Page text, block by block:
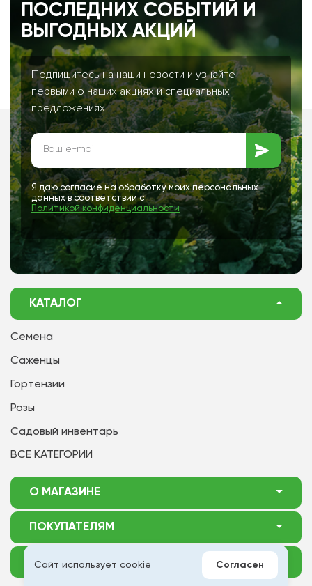
ПОСЛЕДНИХ СОБЫТИЙ И
ВЫГОДНЫХ АКЦИЙ
Подпишитесь на наши новости и узнайте
первыми о наших акциях и специальных
предложениях
Я даю согласие на обработку моих персональных
данных в соответствии с
Политикой конфиденциальности
Сайт использует cookie Согласен
КАТАЛОГ
Семена
Саженцы
Гортензии
Розы
Садовый инвентарь
ВСЕ КАТЕГОРИИ
О МАГАЗИНЕ
О нас
Акции
Доставка
ПОКУПАТЕЛЯМ
Как оформить заказ
Статьи садоводу
ОТСЛЕДИТЬ ЗАКАЗ